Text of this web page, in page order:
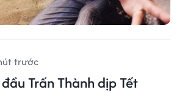
trước
Trấn Thành dịp Tết